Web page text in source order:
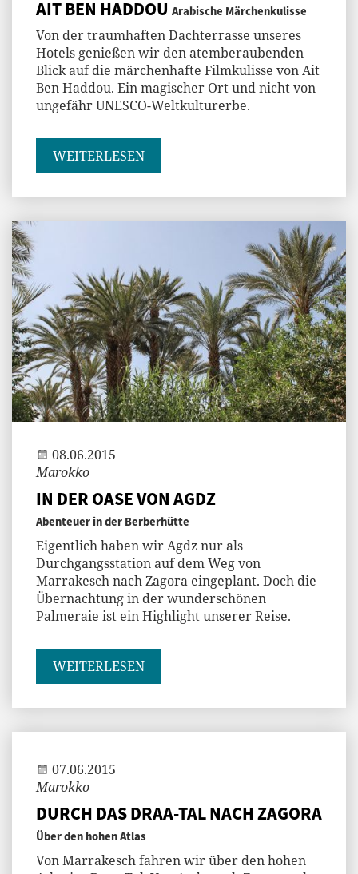
AIT BEN HADDOU Arabische Märchenkulisse
Von der traumhaften Dachterrasse unseres
Hotels genießen wir den atemberaubenden
Blick auf die märchenhafte Filmkulisse von Ait
Ben Haddou. Ein magischer Ort und nicht von
ungefähr UNESCO-Weltkulturerbe.
WEITERLESEN
Jenny
08.06.2015
Marokko
IN DER OASE VON AGDZ
Abenteuer in der Berberhütte
Eigentlich haben wir Agdz nur als
Durchgangsstation auf dem Weg von
Marrakesch nach Zagora eingeplant. Doch die
Übernachtung in der wunderschönen
Palmeraie ist ein Highlight unserer Reise.
WEITERLESEN
07.06.2015
Marokko
DURCH DAS DRAA-TAL NACH ZAGORA
Über den hohen Atlas
Von Marrakesch fahren wir über den hohen